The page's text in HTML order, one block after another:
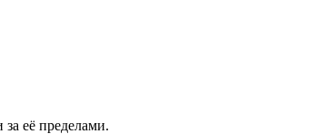
её пределами.